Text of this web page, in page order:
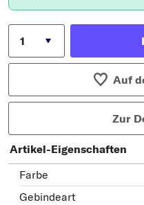
Auf
Zur
Artikel-Eigenschaften
Farbe
Gebindeart